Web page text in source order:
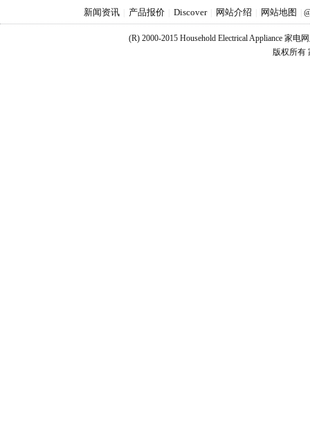
新闻资讯 产品报价 Discover 网站介绍 网站地图
(R) 2000-2015 Household Electrical Appliance 家电
版权所有